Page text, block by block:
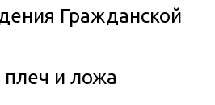
Гражданской
плеч и ложа